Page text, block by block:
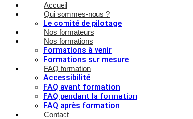
Accueil
Qui sommes-nous ?
Le comité de pilotage
Nos formateurs
Nos formations
Formations à venir
Formations sur mesure
FAQ formation
Accessibilité
FAQ avant formation
FAQ pendant la formation
FAQ après formation
Contact